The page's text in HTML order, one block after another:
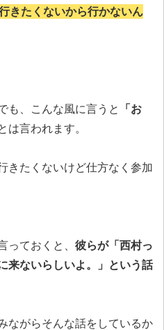
きたくないから行かないん
も、こんな風に言うと
「お
は言われます。
きたくないけど仕方なく参加
っておくと、 彼らが「西村っ
来ないらしいよ。」という話
ながらそんな話をしているか